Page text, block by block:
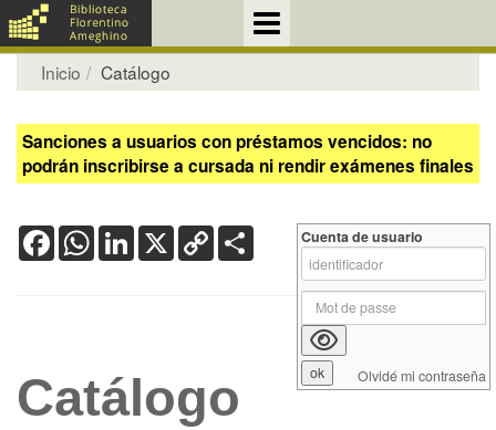
Inicio Catálogo
Sanciones a usuarios con préstamos vencidos: no
podrán inscribirse a cursada ni rendir exámenes finales
FacebookWhatsApp
LinkedIn
X Copy
Link
Catálogo
Cuenta de usuario
Olvidé mi contraseña